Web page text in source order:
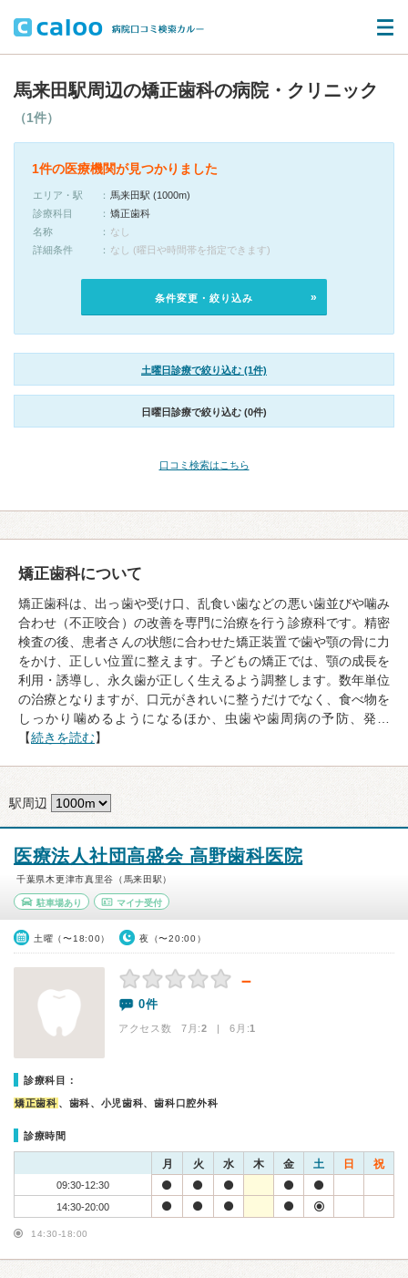
馬来田駅周辺の矯正歯科の病院・クリニック
（1件）
1件の医療機関が見つかりました
エリア・駅
馬来田駅 (1000m)
診療科目
矯正歯科
名称
なし
詳細条件
なし (曜日や時間帯を指定できます)
条件変更・絞り込み
土曜日診療で絞り込む (1件)
日曜日診療で絞り込む (0件)
口コミ検索はこちら
矯正歯科について
矯正歯科は、出っ歯や受け口、乱食い歯などの悪い歯並びや噛み
合わせ（不正咬合）の改善を専門に治療を行う診療科です。精密
検査の後、患者さんの状態に合わせた矯正装置で歯や顎の骨に力
をかけ、正しい位置に整えます。子どもの矯正では、顎の成長を
利用・誘導し、永久歯が正しく生えるよう調整します。数年単位
の治療となりますが、口元がきれいに整うだけでなく、食べ物を
しっかり噛めるようになるほか、虫歯や歯周病の予防、発…
【続きを読む】
駅周辺
医療法人社団高盛会 高野歯科医院
千葉県木更津市真里谷（馬来田駅）
駐車場あり マイナ受付
土曜（〜18:00） 夜（〜20:00）
－
0件
アクセス数 7月:2 | 6月:1
診療科目：
矯正歯科 、歯科、小児歯科、歯科口腔外科
診療時間
月 火 水 木 金 土 日 祝
09:30-12:30
14:30-20:00
14:30-18:00